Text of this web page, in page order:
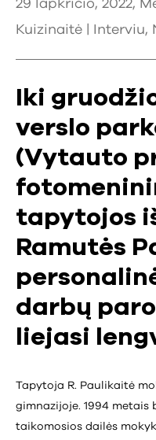
29 lapkričio, 2022,
Kuizinaitė |
Interviu,
Iki
verslo
(Vytauto
tapytojos
Ramutės
darbų
liejasi
Tapytoja R. Paulikaitė
gimnazijoje. 1994 metais
taikomosios dailės